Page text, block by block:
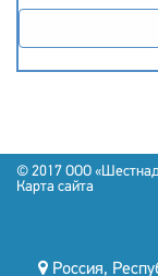
© 2017 OOO
Карта сайта
Россия,